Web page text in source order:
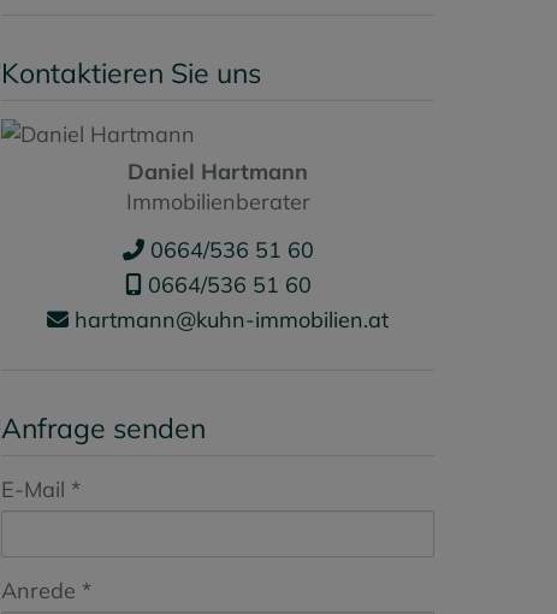
Kontaktieren Sie uns
Daniel Hartmann
Immobilienberater
0664/536 51 60
0664/536 51 60
hartmann@kuhn-immobilien.at
Anfrage senden
E-Mail
Anrede